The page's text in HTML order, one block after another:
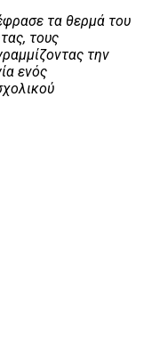
τα θερμά του
τους
την
ενός